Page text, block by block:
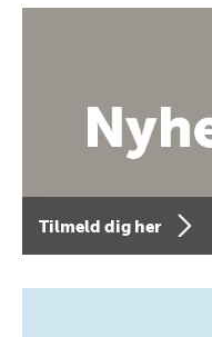
Tilmeld dig her